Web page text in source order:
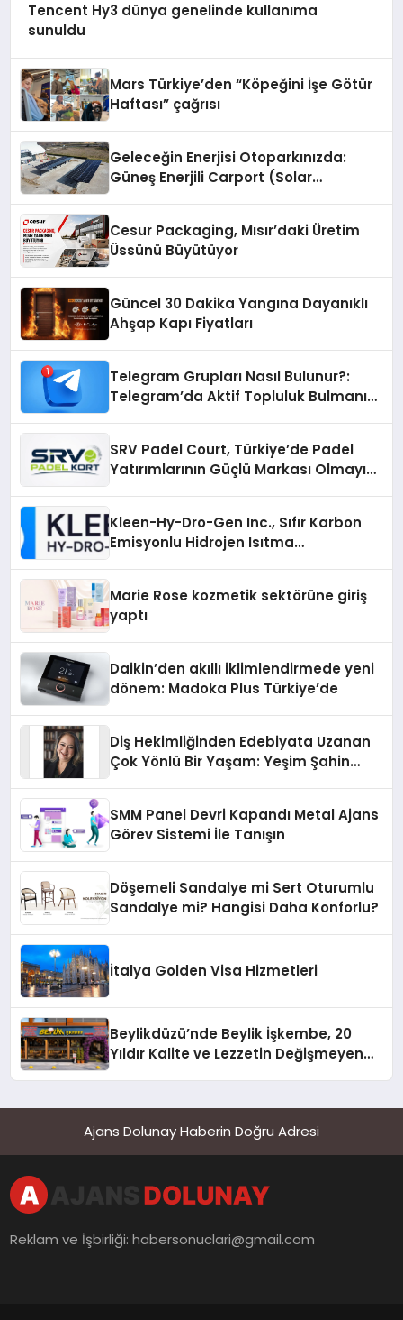
Tencent Hy3 dünya genelinde kullanıma
sunuldu
Mars Türkiye’den “Köpeğini İşe Götür
Haftası” çağrısı
Geleceğin Enerjisi Otoparkınızda:
Güneş Enerjili Carport (Solar
Cesur Packaging, Mısır’daki Üretim
Üssünü Büyütüyor
Güncel 30 Dakika Yangına Dayanıklı
Ahşap Kapı Fiyatları
Telegram Grupları Nasıl Bulunur?:
Telegram’da Aktif Topluluk Bulmanın
SRV Padel Court, Türkiye’de Padel
Yatırımlarının Güçlü Markası Olmayı
Kleen-Hy-Dro-Gen Inc., Sıfır Karbon
Emisyonlu Hidrojen Isıtma
Marie Rose kozmetik sektörüne giriş
yaptı
Daikin’den akıllı iklimlendirmede yeni
dönem: Madoka Plus Türkiye’de
Diş Hekimliğinden Edebiyata Uzanan
Çok Yönlü Bir Yaşam: Yeşim Şahin
SMM Panel Devri Kapandı Metal Ajans
Görev Sistemi İle Tanışın
Döşemeli Sandalye mi Sert Oturumlu
Sandalye mi? Hangisi Daha Konforlu?
İtalya Golden Visa Hizmetleri
Beylikdüzü’nde Beylik İşkembe, 20
Yıldır Kalite ve Lezzetin Değişmeyen
Ajans Dolunay Haberin Doğru Adresi
Reklam ve İşbirliği:habersonuclari@gmail.com